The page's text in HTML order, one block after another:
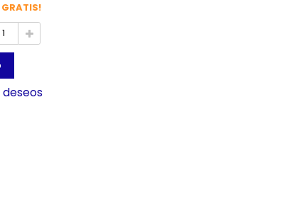
GRATIS!